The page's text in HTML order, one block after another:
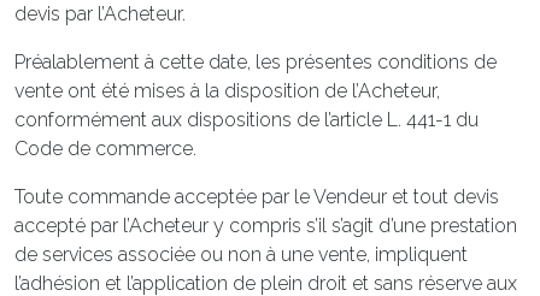
devis par l’Acheteur.
Préalablement à cette date, les présentes conditions de
vente ont été mises à la disposition de l’Acheteur,
conformément aux dispositions de l’article L. 441-1 du
Code de commerce.
Toute commande acceptée par le Vendeur et tout devis
accepté par l’Acheteur y compris s’il s’agit d’une prestation
de services associée ou non à une vente, impliquent
l’adhésion et l’application de plein droit et sans réserve aux